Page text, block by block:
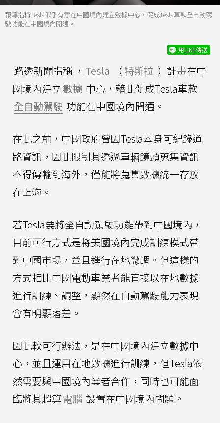
報導指稱Tesla似乎有意在中國境內建立數據中心，促成Tesla車款全自動駕
駛功能在中國境內開通。
用LINE傳送
路透新聞指稱 ， Tesla （特斯拉 ）計畫在中
國境內建立 數據 中心，藉此促成Tesla車款
全自動駕駛 功能在中國境內開通。
在此之前，中國政府曾因Tesla本身可紀錄道
路資訊，因此限制其透過車輛鏡頭蒐集資訊
不得傳輸到海外，僅能將蒐集數據統一存放
在上海。
若Tesla要將全自動駕駛功能帶到中國境內，
目前可行方式是將美國境內完成訓練模式帶
到中國市場，並且進行在地微調。但這樣的
方式相比中國電動車業者能直接以在地數據
進行訓練、調整，顯然在自動駕駛能力表現
會有明顯落差。
因此較可行辦法，是在中國境內建立數據中
心，並且運用在地數據進行訓練，但Tesla依
然需要與中國境內業者合作，同時也可能面
臨將其超算電腦 設置在中國境內問題。